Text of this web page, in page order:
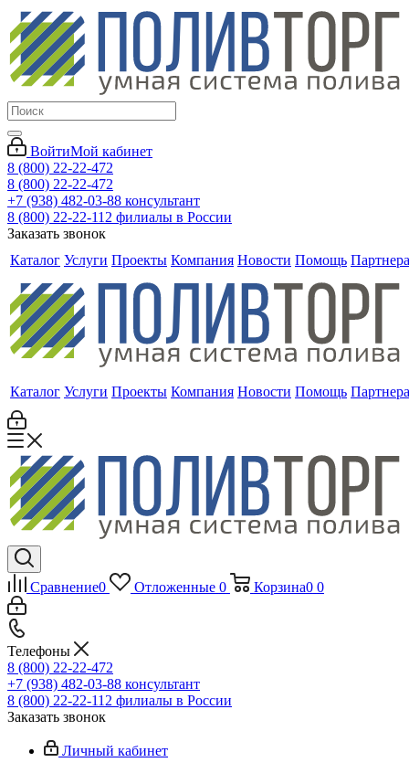
ВойтиМой кабинет
8 (800) 22-22-472
8 (800) 22-22-472
+7 (938) 482-03-88 консультант
8 (800) 22-22-112 филиалы в России
Заказать звонок
Каталог Услуги Проекты Компания Новости Помощь
Каталог Услуги Проекты Компания Новости Помощь
Сравнение0 Отложенные 0 Корзина0 0
Телефоны
8 (800) 22-22-472
+7 (938) 482-03-88 консультант
8 (800) 22-22-112 филиалы в России
Заказать звонок
Личный кабинет